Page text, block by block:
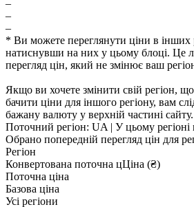
–
–
–
* Ви можете переглянути ціни в інших
натиснувши на них у цьому блоці. Це
перегляд цін, який не змінює ваш
Якщо ви хочете змінити свій регіон,
бачити ціни для іншого регіону, вам
бажану валюту у верхній частині сайту.
Поточний регіон: UA | У цьому
Обрано попередній перегляд цін для
Регіон
Конвертована поточна цЦіна (₴)
Поточна ціна
Базова ціна
Усі регіони